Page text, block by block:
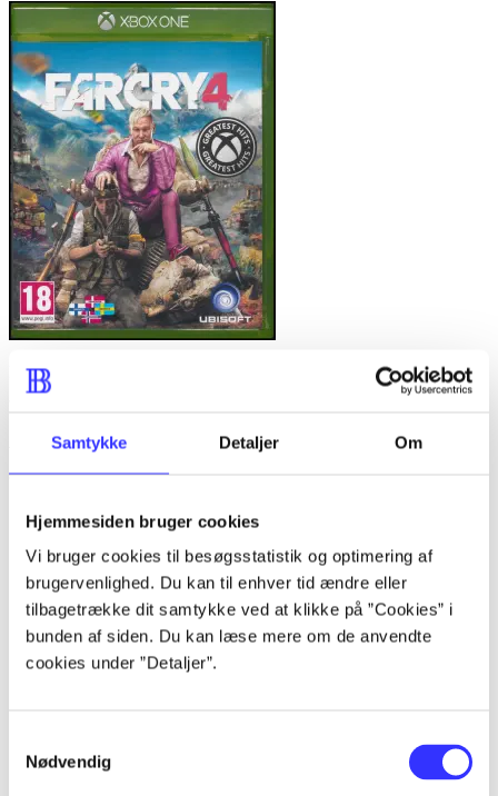
Samtykke Detaljer Om
Hjemmesiden bruger cookies
Vi bruger cookies til besøgsstatistik og optimering af
brugervenlighed. Du kan til enhver tid ændre eller
tilbagetrække dit samtykke ved at klikke på ”Cookies” i
bunden af siden. Du kan læse mere om de anvendte
cookies under ”Detaljer”.
Nødvendig
Far cry 4
Anmeldelser (5)
Bibliotekernes vurdering
d. 11. nov. 2014
af
af
Finn Christiansen
"Call of duty". Året er 2054. Du er